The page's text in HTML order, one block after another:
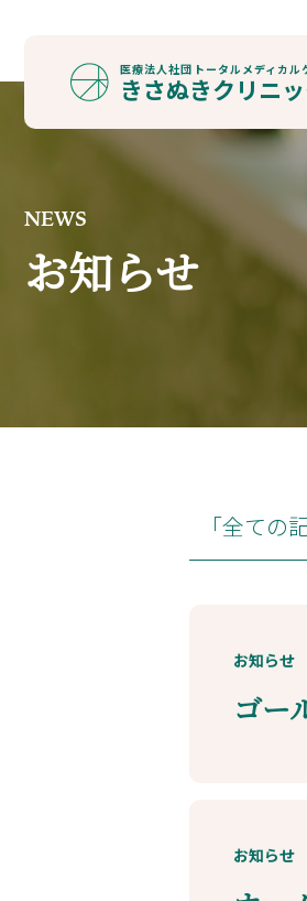
医療法人社団 トータルメディカル
きさぬきクリニ
NEWS
お知らせ
「全ての
お知らせ
ゴー
お知らせ